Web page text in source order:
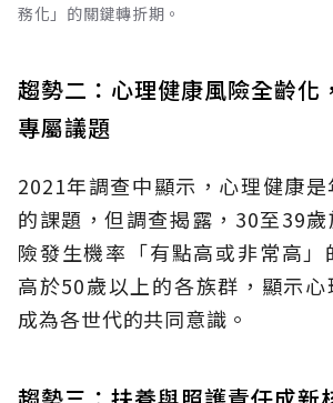
務化」的關鍵轉折期。
趨勢二：心理健康風險全齡化
專屬議題
2021年調查中顯示，心理健康
的課題，但調查揭露，30至39
險發生機率「有點高或非常高」
高於50歲以上的各族群，顯示
成為各世代的共同意識。